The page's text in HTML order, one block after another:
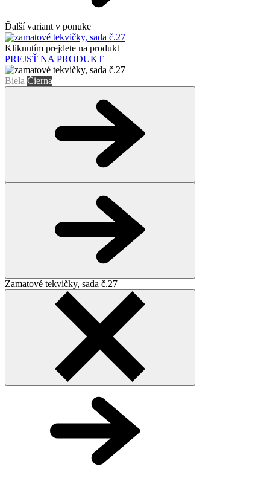
Ďalší variant v ponuke
Kliknutím prejdete na produkt
PREJSŤ NA PRODUKT
Biela Čierna
Zamatové tekvičky, sada č.27